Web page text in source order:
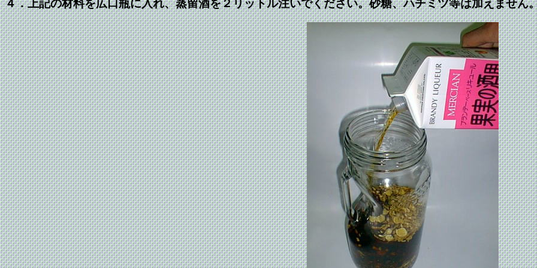
４．上記の材料を広口瓶に入れ、蒸留酒を２リットル注いでください。砂糖、ハチミツ等は加えません